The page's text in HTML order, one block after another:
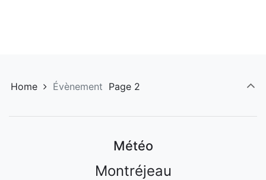
Home Évènement Page 2
Météo
Montréjeau